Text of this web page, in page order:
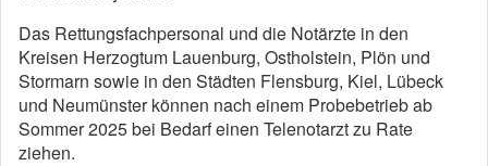
Das Rettungsfachpersonal und die Notärzte in den
Kreisen Herzogtum Lauenburg, Ostholstein, Plön und
Stormarn sowie in den Städten Flensburg, Kiel, Lübeck
und Neumünster können nach einem Probebetrieb ab
Sommer 2025 bei Bedarf einen Telenotarzt zu Rate
ziehen.